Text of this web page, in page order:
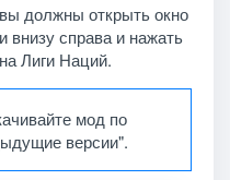
должны открыть окно
справа и нажать
Лиги Наций.
мод по
версии".